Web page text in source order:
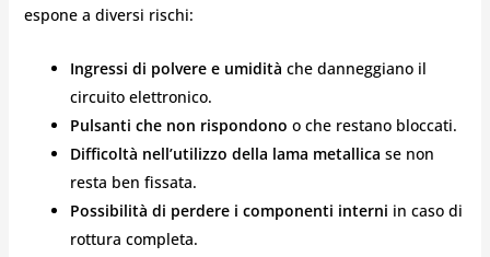
espone a diversi rischi:
Ingressi di polvere e umidità che danneggiano il
circuito elettronico.
Pulsanti che non rispondono o che restano bloccati.
Difficoltà nell’utilizzo della lama metallica se non
resta ben fissata.
Possibilità di perdere i componenti interni in caso di
rottura completa.